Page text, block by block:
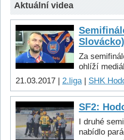
Aktuální videa
Slovácko)
Za
ohlíží
21.03.2017 | 2.liga| SHK
SF2:
I druhé
nabídlo